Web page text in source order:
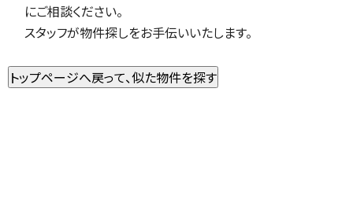
にご相談ください。
スタッフが物件探しをお手伝いいたします。